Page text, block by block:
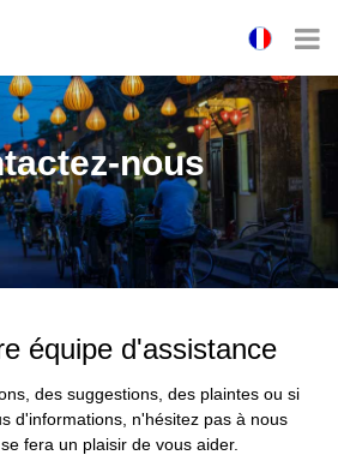
nous
équipe d'assistance
des suggestions, des plaintes ou si
d'informations, n'hésitez pas à nous
fera un plaisir de vous aider.